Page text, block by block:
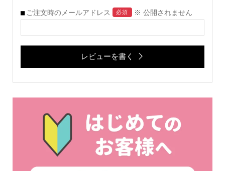
ご注文時のメールアドレス 必須 ※ 公開されません
レビューを書く